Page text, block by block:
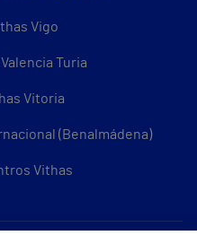
Vigo
Turia
Vitoria
(Benalmádena)
Vithas